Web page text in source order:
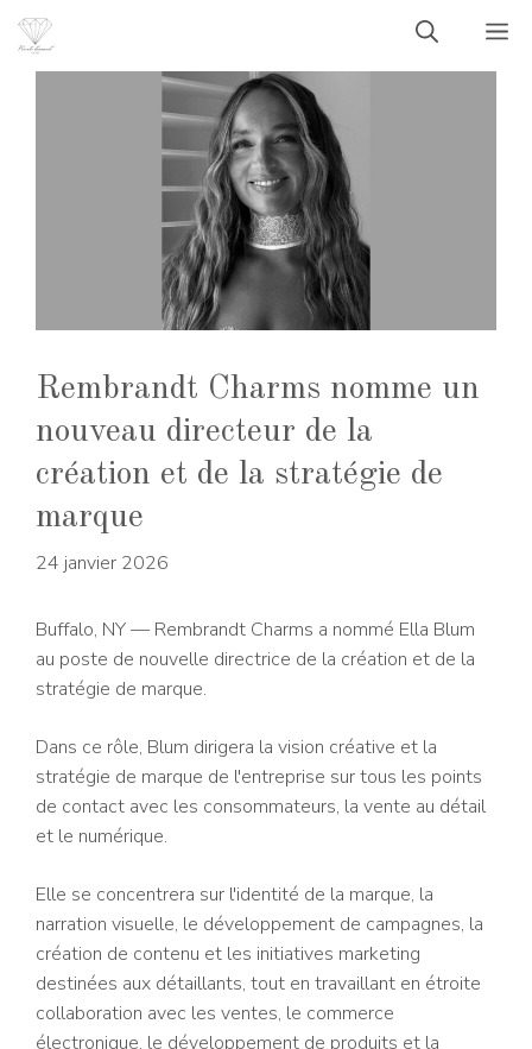
Aller
contenu
Rembrandt Charms nomme un
nouveau directeur de la
création et de la stratégie de
marque
24 janvier 2026
Buffalo, NY — Rembrandt Charms a nommé Ella Blum
au poste de nouvelle directrice de la création et de la
stratégie de marque.
Dans ce rôle, Blum dirigera la vision créative et la
stratégie de marque de l'entreprise sur tous les points
de contact avec les consommateurs, la vente au détail
et le numérique.
Elle se concentrera sur l'identité de la marque, la
narration visuelle, le développement de campagnes, la
création de contenu et les initiatives marketing
destinées aux détaillants, tout en travaillant en étroite
collaboration avec les ventes, le commerce
électronique, le développement de produits et la